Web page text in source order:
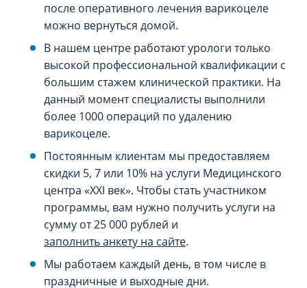
после оперативного лечения варикоцеле
можно вернуться домой.
В нашем центре работают урологи только
высокой профессиональной квалификации с
большим стажем клинической практики. На
данный момент специалисты выполнили
более 1000 операций по удалению
варикоцеле.
Постоянным клиентам мы предоставляем
скидки 5, 7 или 10% на услуги Медицинского
центра «XXI век». Чтобы стать участником
программы, вам нужно получить услуги на
сумму от 25 000 рублей и
заполнить анкету на сайте.
Мы работаем каждый день, в том числе в
праздничные и выходные дни.